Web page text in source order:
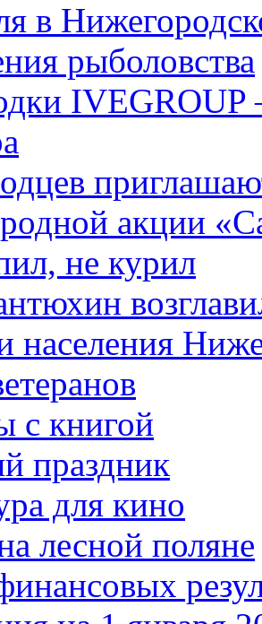
в
рыболовства
акции
не курил
населения
с книгой
праздник
для кино
лесной поляне